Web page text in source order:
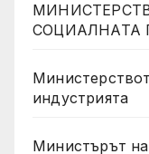
СОЦИАЛНАТА
индустрията
Министърът